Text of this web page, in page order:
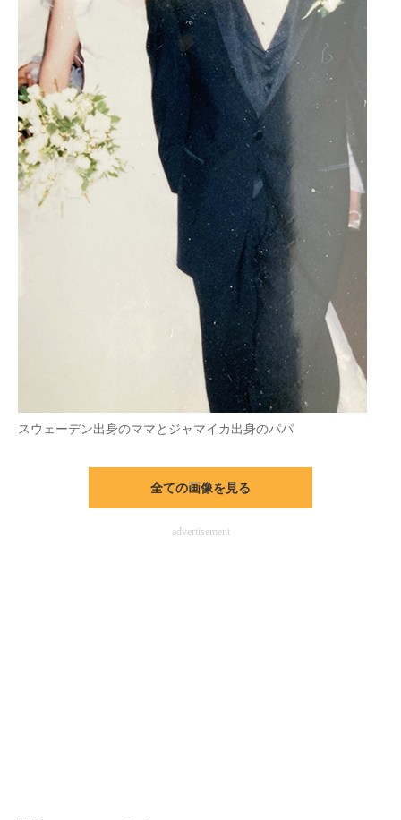
エネルギーの専門メディア
建設×テクノロジーの最前線
ちょっと気になるネットの話題
スウェーデン出身のママとジャマイカ出身のパパ
全ての画像を見る
advertisement